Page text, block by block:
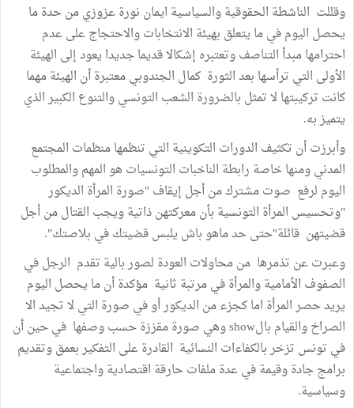
وقللت الناشطة الحقوقية والسياسية ايمان نورة عزوزي من حدة ما
يحصل اليوم في ما يتعلق بهيئة الانتخابات والاحتجاج على عدم
احترامها مبدأ التناصف وتعتبره إشكالا قديما جديدا يعود إلى الهيئة
الأولى التي ترأسها بعد الثورة كمال الجندوبي معتبرة أن الهيئة مهما
كانت تركيبتها لا تمثل بالضرورة الشعب التونسي والتنوع الكبير الذي
يتميز به.
وأبرزت أن تكثيف الدورات التكوينية التي تنظمها منظمات المجتمع
المدني ومنها خاصة رابطة الناخبات التونسيات هو المهم والمطلوب
اليوم لرفع صوت مشترك من أجل إيقاف "صورة المرأة الديكور
"وتحسيس المرأة التونسية بأن معركتهن ذاتية ويجب القتال من أجل
قضيتهن قائلة"حتى حد ماهو باش يلبس قضيتك في بلاصتك".
وعبرت عن تذمرها من محاولات العودة لصور بالية تقدم الرجل في
الصفوف الأمامية والمرأة في مرتبة ثانية مؤكدة أن ما يحصل اليوم
يريد حصر المرأة اما كجزء من الديكور أو في صورة التي لا تجيد الا
الصراخ والقيام بالshow وهي صورة مقززة حسب وصفها في حين أن
في تونس تزخر بالكفاءات النسائية القادرة على التفكير بعمق وتقديم
برامج جادة وقيمة في عدة ملفات حارقة اقتصادية واجتماعية
وسياسية.